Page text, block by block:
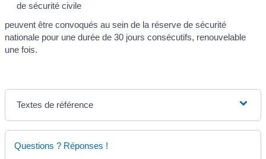
de sécurité civile
peuvent être convoqués au sein de la réserve de sécurité
nationale pour une durée de 30 jours consécutifs, renouvelable
une fois.
Textes de référence
Questions ? Réponses !